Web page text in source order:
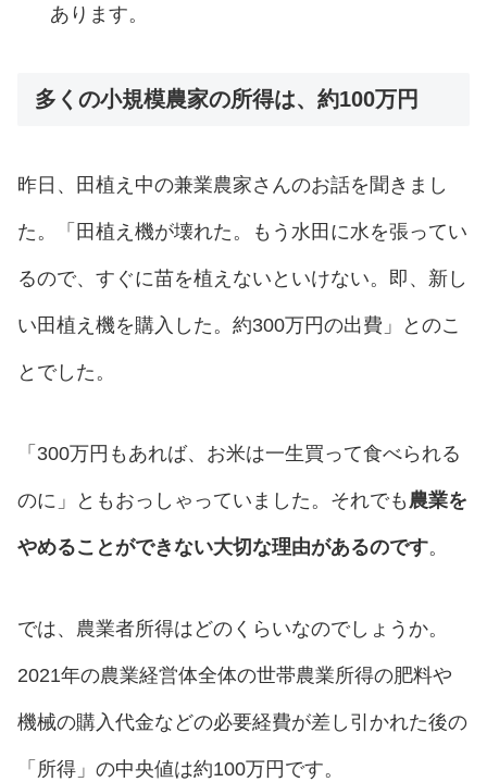
あります。
多くの小規模農家の所得は、約100万円
昨日、田植え中の兼業農家さんのお話を聞きまし
た。「田植え機が壊れた。もう水田に水を張ってい
るので、すぐに苗を植えないといけない。即、新し
い田植え機を購入した。約300万円の出費」とのこ
とでした。
「300万円もあれば、お米は一生買って食べられる
のに」ともおっしゃっていました。それでも 農業を
やめることができない大切な理由があるのです。
では、農業者所得はどのくらいなのでしょうか。
2021年の農業経営体全体の世帯農業所得の肥料や
機械の購入代金などの必要経費が差し引かれた後の
「所得」の中央値は約100万円です。